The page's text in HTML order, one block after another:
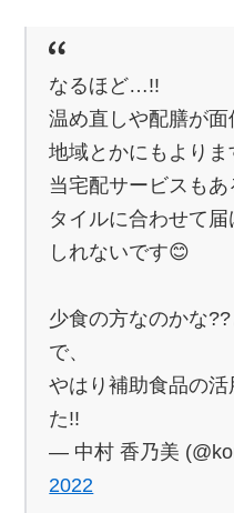
なるほど…!!
温め直しや配膳が
地域とかにもより
当宅配サービスも
タイルに合わせて
しれないです😊
少食の方なのかな
で、
やはり補助食品の
た!!
— 中村 香乃美
2022